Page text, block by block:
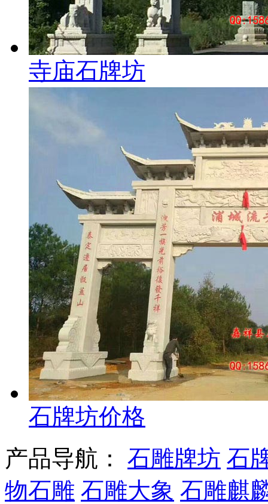
寺庙石牌坊
石牌坊价格
产品导航： 石雕牌坊 石
物石雕 石雕大象 石雕麒